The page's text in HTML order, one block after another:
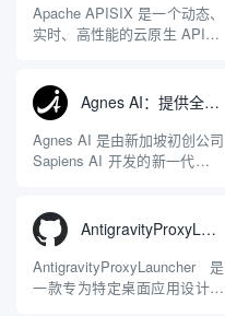
Apache APISIX 是一个动态、
实时、高性能的云原生 API 网
LuaJIT 构建，并在 2019 年作
为顶级开源项目捐赠给
Apache 软件基金会。APISIX
彻底摒...
Agnes AI：提供全模态模型免费API、支持图文视频生成与复杂工程执行的智能体平台
Agnes AI 是由新加坡初创公司
Sapiens AI 开发的新一代多模
限制，提供集文本、图像、视
频生成于一体的“全模态”大模
型能力。平台的核心产品矩阵
包括主打自动化工作流的
AntigravityProxyLauncher：免TUN全局代理使用Antigravity IDE
AntigravityProxyLauncher 是
一款专为特定桌面应用设计的